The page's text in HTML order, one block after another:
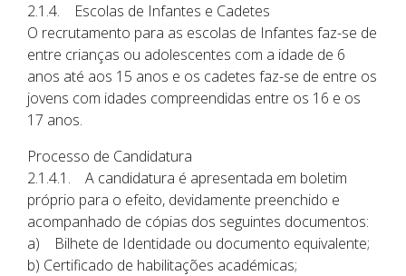
2.1.4. Escolas de Infantes e Cadetes
O recrutamento para as escolas de Infantes faz-se de
entre crianças ou adolescentes com a idade de 6
anos até aos 15 anos e os cadetes faz-se de entre os
jovens com idades compreendidas entre os 16 e os
17 anos.
Processo de Candidatura
2.1.4.1. A candidatura é apresentada em boletim
próprio para o efeito, devidamente preenchido e
acompanhado de cópias dos seguintes documentos:
a) Bilhete de Identidade ou documento equivalente;
b) Certificado de habilitações académicas;